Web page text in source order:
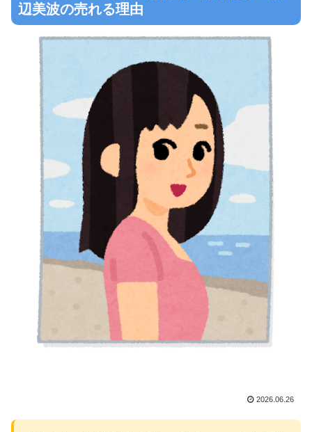
辺美波の売れる理由
2026.06.26